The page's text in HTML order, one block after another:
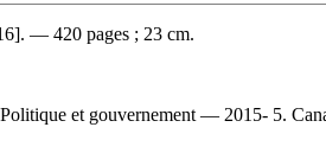
— 420 pages ; 23 cm.
et gouvernement — 2015- 5.